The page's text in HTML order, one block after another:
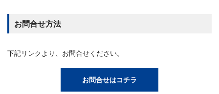
お問合せ方法
下記リンクより、お問合せください。
お問合せはコチラ